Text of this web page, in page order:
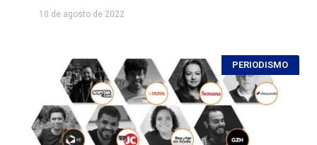
10 de agosto de 2022
PERIODISMO